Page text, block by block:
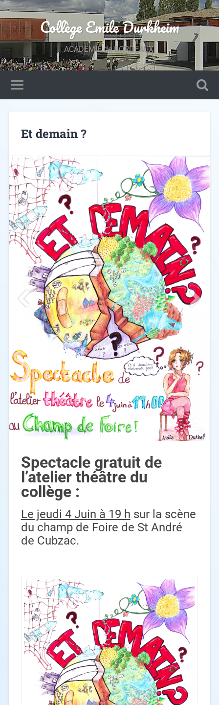
Collège Emile Durkheim
ACADEMIE de BORDEAUX.
Et demain ?
Spectacle gratuit de
l’atelier théâtre du
collège :
Le jeudi 4 Juin à 19 h sur la scène
du champ de Foire de St André
de Cubzac.